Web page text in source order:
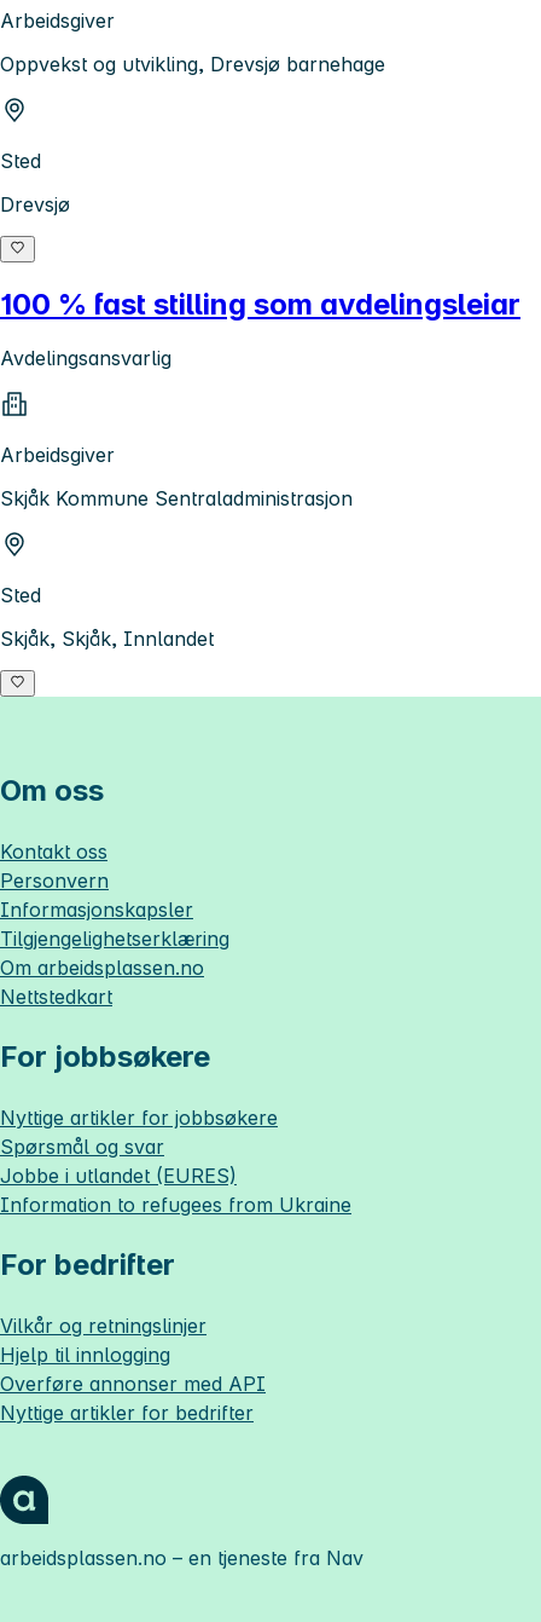
Arbeidsgiver
Oppvekst og utvikling, Drevsjø barnehage
Sted
Drevsjø
100 % fast stilling som avdelingsleiar
Avdelingsansvarlig
Arbeidsgiver
Skjåk Kommune Sentraladministrasjon
Sted
Skjåk, Skjåk, Innlandet
Om oss
Kontakt oss
Personvern
Informasjonskapsler
Tilgjengelighetserklæring
Om arbeidsplassen.no
Nettstedkart
For jobbsøkere
Nyttige artikler for jobbsøkere
Spørsmål og svar
Jobbe i utlandet (EURES)
Information to refugees from Ukraine
For bedrifter
Vilkår og retningslinjer
Hjelp til innlogging
Overføre annonser med API
Nyttige artikler for bedrifter
arbeidsplassen.no – en tjeneste fra Nav